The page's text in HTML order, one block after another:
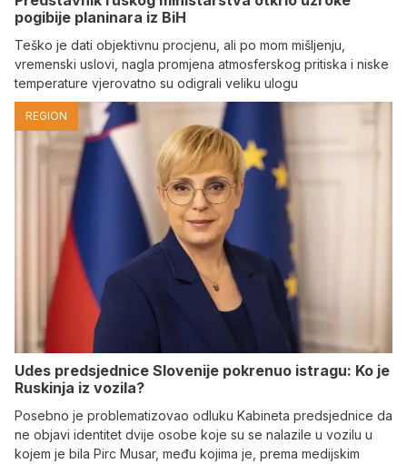
pogibije planinara iz BiH
Teško je dati objektivnu procjenu, ali po mom mišljenju,
vremenski uslovi, nagla promjena atmosferskog pritiska i niske
temperature vjerovatno su odigrali veliku ulogu
REGION
Udes predsjednice Slovenije pokrenuo istragu: Ko je
Ruskinja iz vozila?
Posebno je problematizovao odluku Kabineta predsjednice da
ne objavi identitet dvije osobe koje su se nalazile u vozilu u
kojem je bila Pirc Musar, među kojima je, prema medijskim